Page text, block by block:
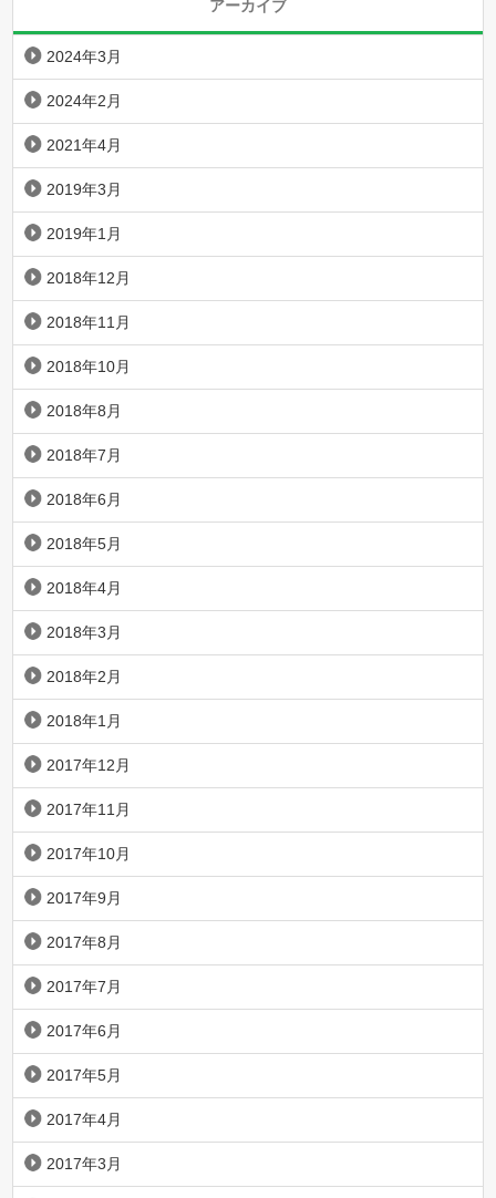
アーカイブ
2024年3月
2024年2月
2021年4月
2019年3月
2019年1月
2018年12月
2018年11月
2018年10月
2018年8月
2018年7月
2018年6月
2018年5月
2018年4月
2018年3月
2018年2月
2018年1月
2017年12月
2017年11月
2017年10月
2017年9月
2017年8月
2017年7月
2017年6月
2017年5月
2017年4月
2017年3月